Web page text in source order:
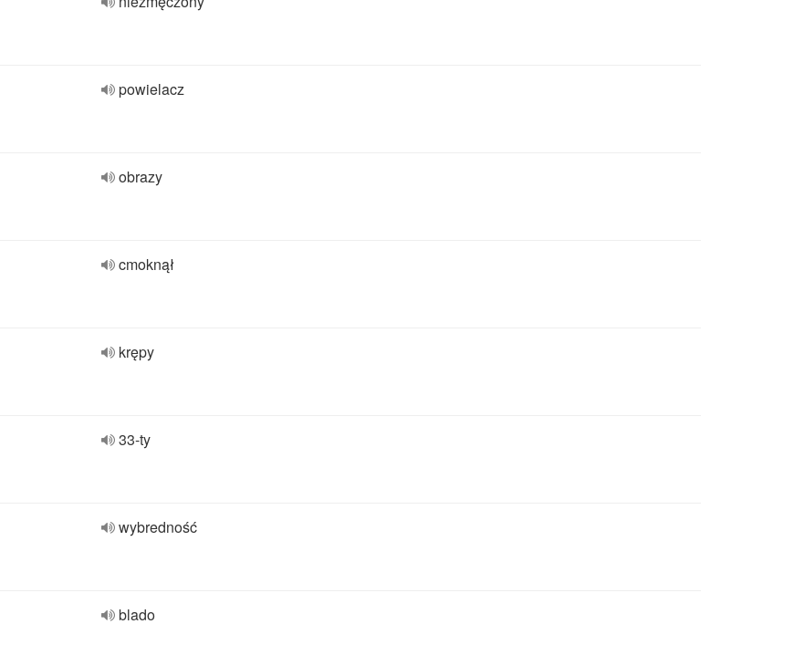
powielacz
obrazy
cmoknął
krępy
33-ty
wybredność
blado